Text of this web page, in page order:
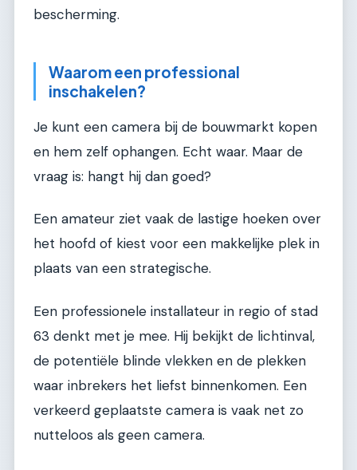
bescherming.
Waarom een professional
inschakelen?
Je kunt een camera bij de bouwmarkt kopen
en hem zelf ophangen. Echt waar. Maar de
vraag is: hangt hij dan goed?
Een amateur ziet vaak de lastige hoeken over
het hoofd of kiest voor een makkelijke plek in
plaats van een strategische.
Een professionele installateur in regio of stad
63 denkt met je mee. Hij bekijkt de lichtinval,
de potentiële blinde vlekken en de plekken
waar inbrekers het liefst binnenkomen. Een
verkeerd geplaatste camera is vaak net zo
nutteloos als geen camera.